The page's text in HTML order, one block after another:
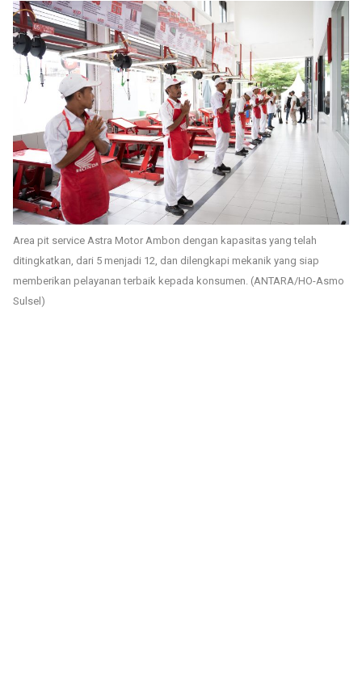
Area pit service Astra Motor Ambon dengan kapasitas yang telah
ditingkatkan, dari 5 menjadi 12, dan dilengkapi mekanik yang siap
memberikan pelayanan terbaik kepada konsumen. (ANTARA/HO-Asmo
Sulsel)